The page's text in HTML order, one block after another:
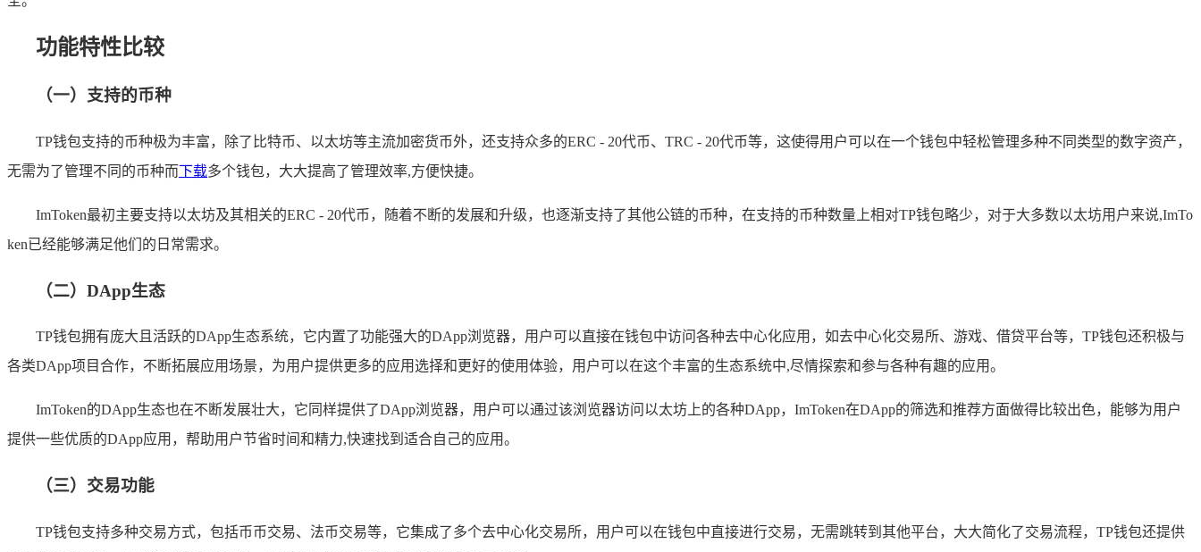
功能特性比较
（一）支持的币种
TP钱包支持的币种极为丰富，除了比特币、以太坊等主流加密货币外，还支持众多的ERC - 20代币、TRC - 20代币等，这使得用户可以在一个钱包中轻松管理多种不同类型的数字资产，
无需为了管理不同的币种而下载多个钱包，大大提高了管理效率,方便快捷。
ImToken最初主要支持以太坊及其相关的ERC - 20代币，随着不断的发展和升级，也逐渐支持了其他公链的币种，在支持的币种数量上相对TP钱包略少，对于大多数以太坊用户来说,ImTo
ken已经能够满足他们的日常需求。
（二）DApp生态
TP钱包拥有庞大且活跃的DApp生态系统，它内置了功能强大的DApp浏览器，用户可以直接在钱包中访问各种去中心化应用，如去中心化交易所、游戏、借贷平台等，TP钱包还积极与
各类DApp项目合作，不断拓展应用场景，为用户提供更多的应用选择和更好的使用体验，用户可以在这个丰富的生态系统中,尽情探索和参与各种有趣的应用。
ImToken的DApp生态也在不断发展壮大，它同样提供了DApp浏览器，用户可以通过该浏览器访问以太坊上的各种DApp，ImToken在DApp的筛选和推荐方面做得比较出色，能够为用户
提供一些优质的DApp应用，帮助用户节省时间和精力,快速找到适合自己的应用。
（三）交易功能
TP钱包支持多种交易方式，包括币币交易、法币交易等，它集成了多个去中心化交易所，用户可以在钱包中直接进行交易，无需跳转到其他平台，大大简化了交易流程，TP钱包还提供